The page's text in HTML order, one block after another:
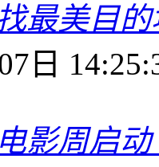
最美目
日
影周启